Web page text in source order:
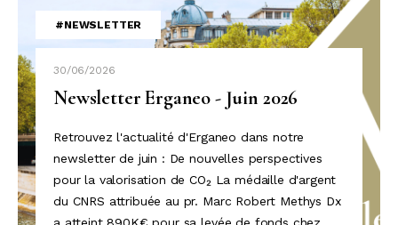
#NEWSLETTER
30/06/2026
Newsletter Erganeo - Juin 2026
Retrouvez l'actualité d'Erganeo dans notre
newsletter de juin : De nouvelles perspectives
pour la valorisation de CO₂ La médaille d'argent
du CNRS attribuée au pr. Marc Robert Methys Dx
a atteint 890K€ pour sa levée de fonds chez